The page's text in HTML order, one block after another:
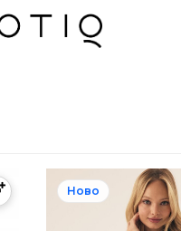
Ново